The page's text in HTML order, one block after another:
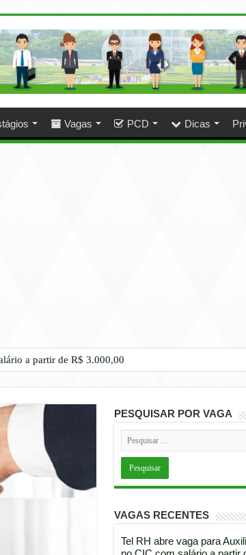
Vagas PCD Dicas
a partir de R$ 3.000,00
PESQUISAR POR VAGA
VAGAS RECENTES
Tel RH abre vaga para